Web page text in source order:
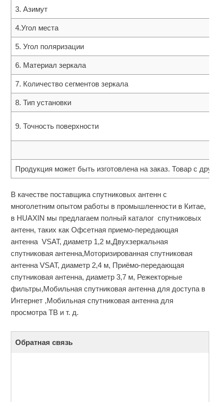
3. Азимут
4.Угол места
5. Угол поляризации
6. Материал зеркала
7. Количество сегментов зеркала
8. Тип установки
9. Точность поверхности
Продукция может быть изготовлена на заказ. Товар с
В качестве поставщика спутниковых антенн с
многолетним опытом работы в промышленности в Китае,
в HUAXIN мы предлагаем полный каталог спутниковых
антенн, таких как Офсетная приемо-передающая
антенна VSAT, диаметр 1,2 м,Двухзеркальная
спутниковая антенна,Моторизированная спутниковая
антенна VSAT, диаметр 2,4 м, Приёмо-передающая
спутниковая антенна, диаметр 3,7 м, Режекторные
фильтры,Мобильная спутниковая антенна для доступа в
Интернет ,Мобильная спутниковая антенна для
просмотра ТВ и т. д.
Обратная связь